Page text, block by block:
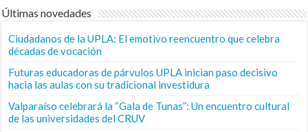
Últimas novedades
Ciudadanos de la UPLA: El emotivo reencuentro que celebra
décadas de vocación
Futuras educadoras de párvulos UPLA inician paso decisivo
hacia las aulas con su tradicional investidura
Valparaíso celebrará la “Gala de Tunas”: Un encuentro cultural
de las universidades del CRUV